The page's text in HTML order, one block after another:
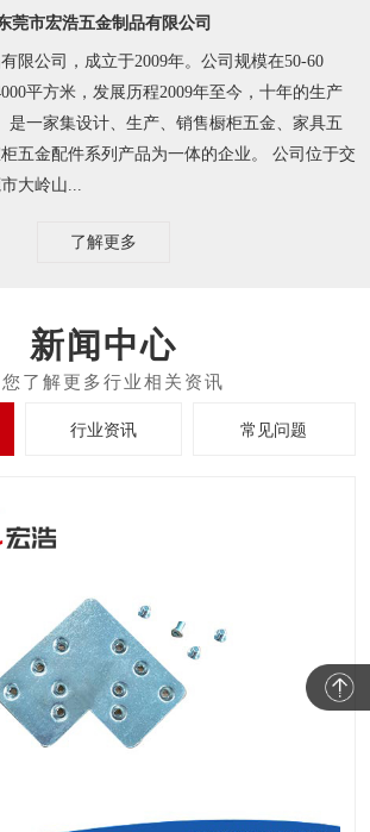
莞市宏浩五金制品有限公司
限公司，成立于2009年。公司规模在50-60
平方米，发展历程2009年至今，十年的生产
是一家集设计、生产、销售橱柜五金、家具五
五金配件系列产品为一体的企业。 公司位于交
大岭山...
了解更多
新闻中心
行业资讯 常见问题